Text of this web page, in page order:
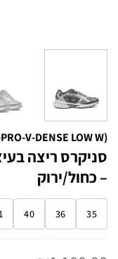
V-DENSE LOW W)
סניקרס ריצה
– כחול/ירוק
35
36
40